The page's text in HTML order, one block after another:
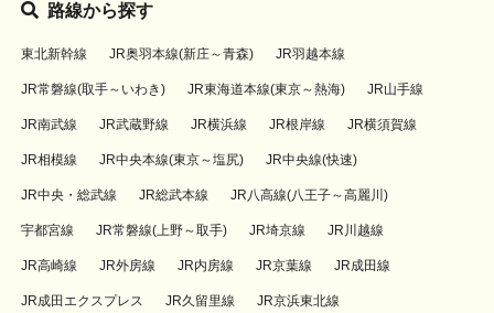
路線から探す
東北新幹線 JR奥羽本線(新庄～青森) JR羽越本線
JR常磐線(取手～いわき) JR東海道本線(東京～熱海) JR山手線
JR南武線 JR武蔵野線 JR横浜線 JR根岸線 JR横須賀線
JR相模線 JR中央本線(東京～塩尻) JR中央線(快速)
JR中央・総武線 JR総武本線 JR八高線(八王子～高麗川)
宇都宮線 JR常磐線(上野～取手) JR埼京線 JR川越線
JR高崎線 JR外房線 JR内房線 JR京葉線 JR成田線
JR成田エクスプレス JR久留里線 JR京浜東北線